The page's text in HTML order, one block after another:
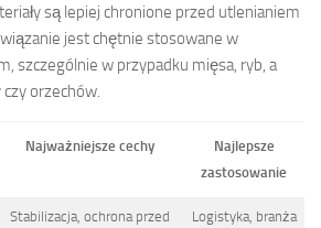
są lepiej chronione przed utlenianiem
jest chętnie stosowane w
szczególnie w przypadku mięsa, ryb, a
orzechów.
Najważniejsze cechy
Najlepsze
zastosowanie
Stabilizacja, ochrona przed
Logistyka, branża